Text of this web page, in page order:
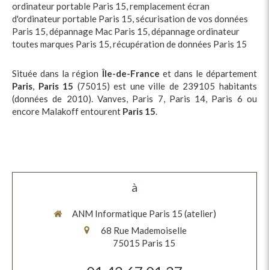
ordinateur portable Paris 15,remplacement écran
d'ordinateur portable Paris 15,sécurisation de vos données
Paris 15,dépannage Mac Paris 15,dépannage ordinateur
toutes marques Paris 15,récupération de données Paris 15
Située dans la régionÎle-de-France et dans le département
Paris, Paris 15 (75015) est une ville de 239105 habitants
(données de 2010). Vanves, Paris 7, Paris 14, Paris 6 ou
encore Malakoff entourent Paris 15.
à
ANM Informatique Paris 15 (atelier)
68 Rue Mademoiselle
75015 Paris 15